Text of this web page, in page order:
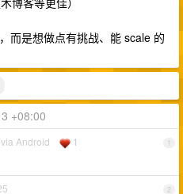
而是想做点有挑战、能 scale 的
+08:00
1
Android 1
2